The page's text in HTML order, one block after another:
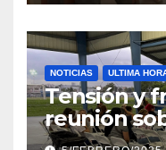
NOTICIAS ULTIMA
Tensión y
reunión
Reparto